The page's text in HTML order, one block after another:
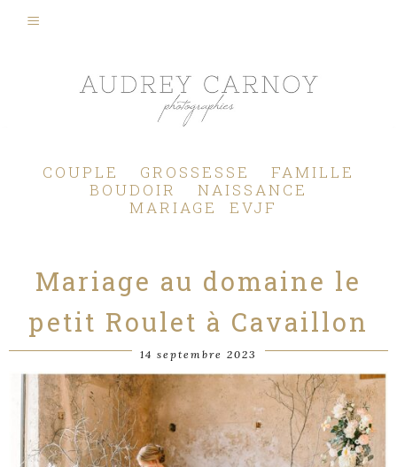
COUPLE GROSSESSE
FAMILLE
BOUDOIR
NAISSANCE
MARIAGE
EVJF
Mariage au domaine le
petit Roulet à Cavaillon
14 septembre 2023